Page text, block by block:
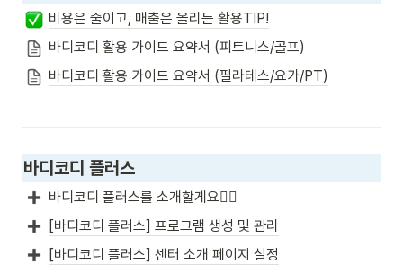
비용은 줄이고, 매출은 올리는 활용TIP!
바디코디 활용 가이드 요약서 (피트니스/골프)
바디코디 활용 가이드 요약서 (필라테스/요가/PT)
바디코디 플러스
바디코디 플러스를 소개할게요🙋‍♂️
[바디코디 플러스] 프로그램 생성 및 관리
[바디코디 플러스] 센터 소개 페이지 설정